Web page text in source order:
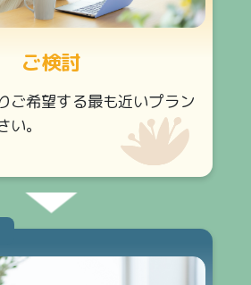
ご検討
ご希望する最も近いプラン
。